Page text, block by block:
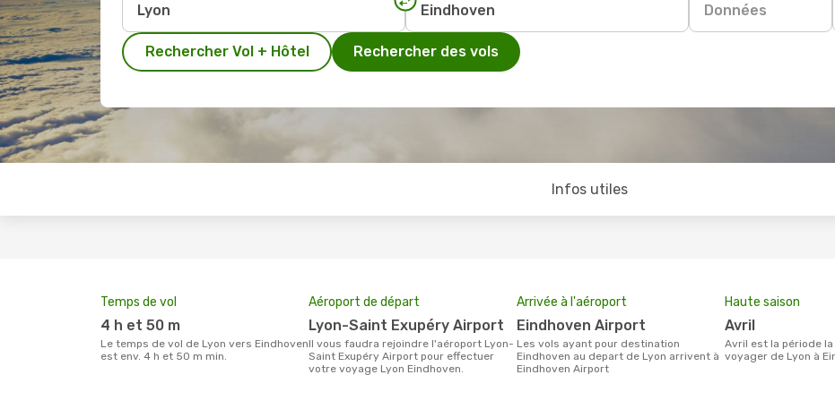
Données
Rechercher Vol + Hôtel Rechercher des vols
Infos utiles
Temps de vol
4 h et 50 m
Le temps de vol de Lyon vers Eindhoven
est env. 4 h et 50 m min.
Aéroport de départ
Lyon-Saint Exupéry Airport
Il vous faudra rejoindre l'aéroport Lyon-
Saint Exupéry Airport pour effectuer
votre voyage Lyon Eindhoven.
Arrivée à l'aéroport
Eindhoven Airport
Les vols ayant pour destination
Eindhoven au depart de Lyon arrivent à
Eindhoven Airport
Haute saison
avril
avril est la période la plus chargée pour
voyager de Lyon à